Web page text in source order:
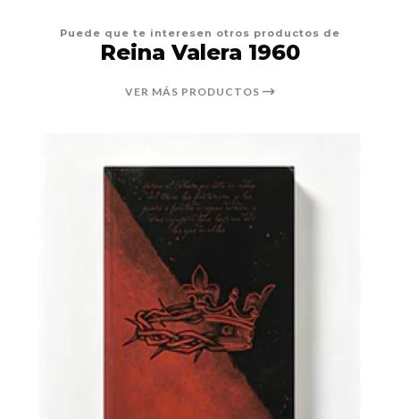
Puede que te interesen otros productos de
Reina Valera 1960
VER MÁS PRODUCTOS